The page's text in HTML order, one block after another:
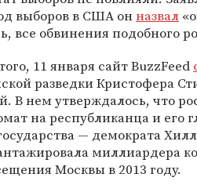
выборов в США онназвал
все обвинения подобного
11 января сайт BuzzFeed
разведки Кристофера
В нем утверждалось, что
на республиканца и его
— демократа
миллиардера
Москвы в 2013 году.